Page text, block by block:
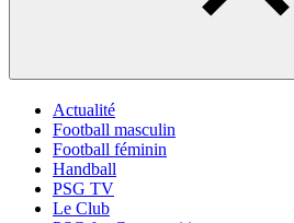
Actualité
Football masculin
Football féminin
Handball
PSG TV
Le Club